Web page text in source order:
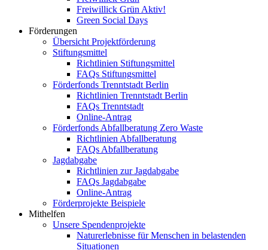
Freiwillick Grün Aktiv!
Green Social Days
Förderungen
Übersicht Projektförderung
Stiftungsmittel
Richtlinien Stiftungsmittel
FAQs Stiftungsmittel
Förderfonds Trenntstadt Berlin
Richtlinien Trenntstadt Berlin
FAQs Trenntstadt
Online-Antrag
Förderfonds Abfallberatung Zero Waste
Richtlinien Abfallberatung
FAQs Abfallberatung
Jagdabgabe
Richtlinien zur Jagdabgabe
FAQs Jagdabgabe
Online-Antrag
Förderprojekte Beispiele
Mithelfen
Unsere Spendenprojekte
Naturerlebnisse für Menschen in belastenden
Situationen